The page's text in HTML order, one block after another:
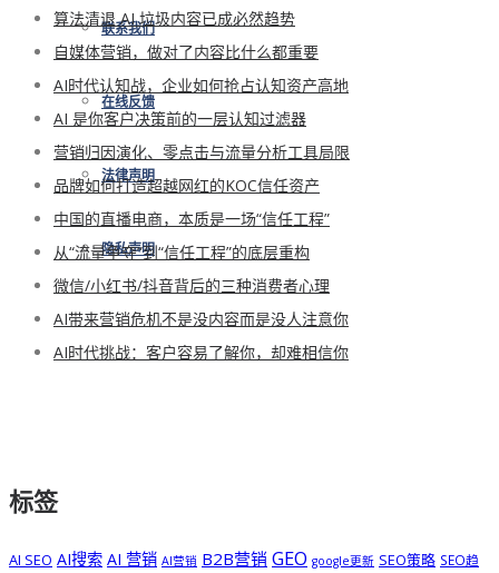
联系我们
在线反馈
法律声明
隐私声明
算法清退 AI 垃圾内容已成必然趋势
自媒体营销，做对了内容比什么都重要
AI时代认知战，企业如何抢占认知资产高地
AI 是你客户决策前的一层认知过滤器
营销归因演化、零点击与流量分析工具局限
品牌如何打造超越网红的KOC信任资产
中国的直播电商，本质是一场“信任工程”
从“流量争夺”到“信任工程”的底层重构
微信/小红书/抖音背后的三种消费者心理
AI带来营销危机不是没内容而是没人注意你
AI时代挑战：客户容易了解你，却难相信你
标签
AI SEO AI搜索 AI 营销 AI营销 B2B营销 GEO google更新 SEO策略 SEO趋